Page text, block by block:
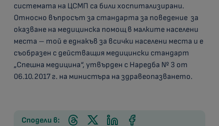
системата на ЦСМП са били хоспитализирани.
Относно въпросът за стандарта за поведение за
оказване на медицинска помощ в малките населени
места – той е еднакъв за всички населени места и е
съобразен с действащия медицински стандарт
„Спешна медицина“, утвърден с Наредба № 3 от
06.10.2017 г. на министъра на здравеопазването.
Сподели в: